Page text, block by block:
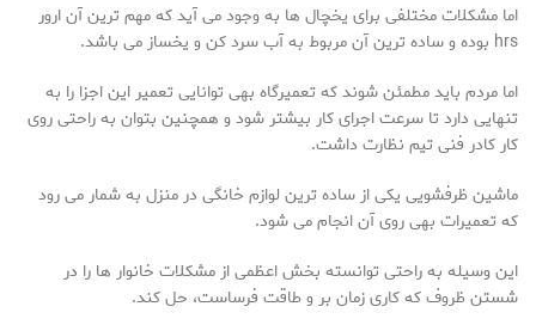
اما مشکلات مختلفی برای یخچال ها به وجود می آید که مهم ترین آن ارور
hrs بوده و ساده ترین آن مربوط به آب سرد کن و یخساز می باشد.
اما مردم باید مطمئن شوند که تعمیرگاه بهی توانایی تعمیر این اجزا را به
تنهایی دارد تا سرعت اجرای کار بیشتر شود و همچنین بتوان به راحتی روی
کار کادر فنی تیم نظارت داشت.
ماشین ظرفشویی یکی از ساده ترین لوازم خانگی در منزل به شمار می رود
که تعمیرات بهی روی آن انجام می شود.
این وسیله به راحتی توانسته بخش اعظمی از مشکلات خانوار ها را در
شستن ظروف که کاری زمان بر و طاقت فرساست، حل کند.